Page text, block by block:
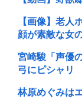
【画像】老人
顔が素敵な女
宮崎駿「声優
弓にピシャリ
林原めぐみは